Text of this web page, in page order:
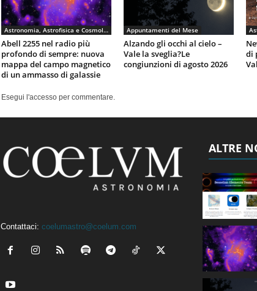
Astronomia, Astrofisica e Cosmologia
Abell 2255 nel radio più
profondo di sempre: nuova
mappa del campo magnetico
di un ammasso di galassie
Appuntamenti del Mese
Alzando gli occhi al cielo –
Vale la sveglia?Le
congiunzioni di agosto 2026
di
Esegui l'accesso per commentare.
Contattaci: coelumastro@coelum.com
ALTRE